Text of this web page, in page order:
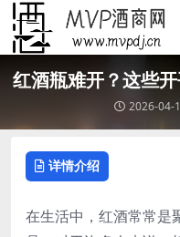
红酒瓶难开？这些
2026-04-
详情介绍
在生活中，红酒常常是